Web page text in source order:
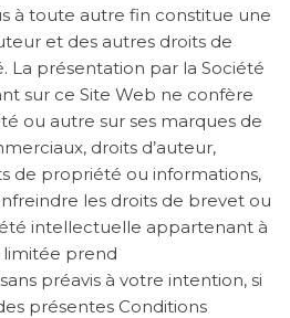
à toute autre fin constitue une
et des autres droits de
La présentation par la Société
sur ce Site Web ne confère
ou autre sur ses marques de
droits d’auteur,
de propriété ou informations,
les droits de brevet ou
intellectuelle appartenant à
limitée prend
préavis à votre intention, si
présentes Conditions